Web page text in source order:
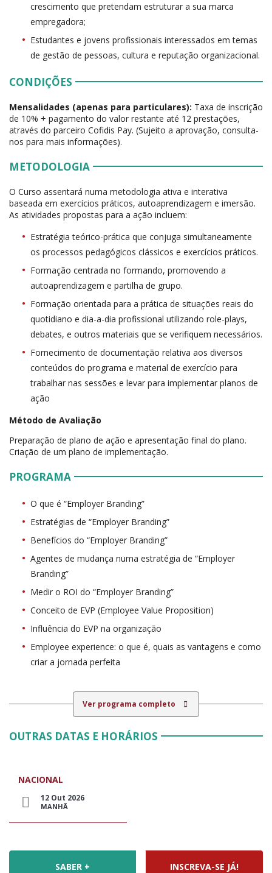
crescimento que pretendam estruturar a sua marca
empregadora;
Estudantes e jovens profissionais interessados em temas
de gestão de pessoas, cultura e reputação organizacional.
CONDIÇÕES
Mensalidades (apenas para particulares): Taxa de inscrição
de 10% + pagamento do valor restante até 12 prestações,
através do parceiro Cofidis Pay. (Sujeito a aprovação, consulta-
nos para mais informações).
METODOLOGIA
O Curso assentará numa metodologia ativa e interativa
baseada em exercícios práticos, autoaprendizagem e imersão.
As atividades propostas para a ação incluem:
Estratégia teórico-prática que conjuga simultaneamente
os processos pedagógicos clássicos e exercícios práticos.
Formação centrada no formando, promovendo a
autoaprendizagem e partilha de grupo.
Formação orientada para a prática de situações reais do
quotidiano e dia-a-dia profissional utilizando role-plays,
debates, e outros materiais que se verifiquem necessários.
Fornecimento de documentação relativa aos diversos
conteúdos do programa e material de exercício para
trabalhar nas sessões e levar para implementar planos de
ação
Método de Avaliação
Preparação de plano de ação e apresentação final do plano.
Criação de um plano de implementação.
PROGRAMA
O que é “Employer Branding”
Estratégias de “Employer Branding”
Benefícios do “Employer Branding”
Agentes de mudança numa estratégia de “Employer
Branding”
Medir o ROI do “Employer Branding”
Conceito de EVP (Employee Value Proposition)
Influência do EVP na organização
Employee experience: o que é, quais as vantagens e como
criar a jornada perfeita
Ver programa completo
OUTRAS DATAS E HORÁRIOS
NACIONAL
12 Out 2026
MANHÃ
SABER + INSCREVA-SE JÁ!